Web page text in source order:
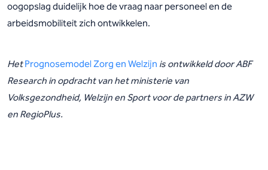
oogopslag duidelijk hoe de vraag naar personeel en de
arbeidsmobiliteit zich ontwikkelen.
HetPrognosemodel Zorg en Welzijn is ontwikkeld door ABF
Research in opdracht van het ministerie van
Volksgezondheid, Welzijn en Sport voor de partners in AZW
en RegioPlus.